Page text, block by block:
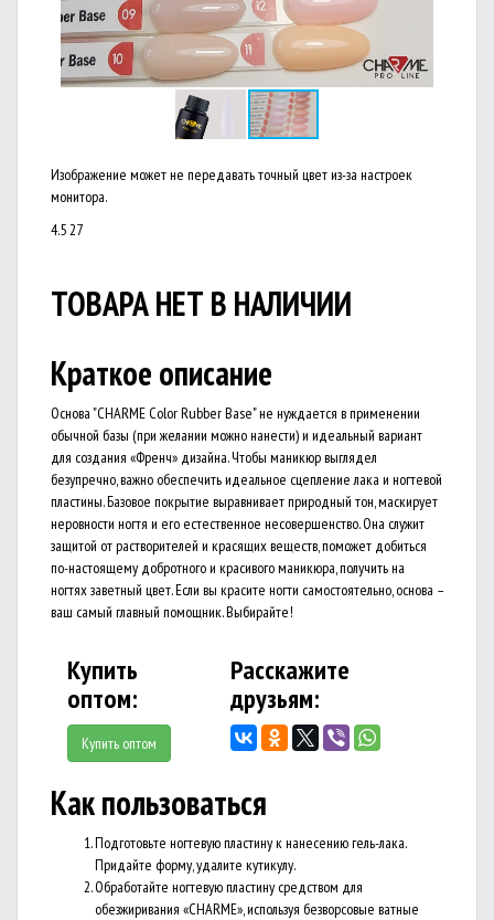
Изображение может не передавать точный цвет из-за настроек
монитора.
4.527
ТОВАРА НЕТ В НАЛИЧИИ
Краткое описание
Основа "CHARME Color Rubber Base" не нуждается в применении
обычной базы (при желании можно нанести) и идеальный вариант
для создания «Френч» дизайна. Чтобы маникюр выглядел
безупречно, важно обеспечить идеальное сцепление лака и ногтевой
пластины. Базовое покрытие выравнивает природный тон, маскирует
неровности ногтя и его естественное несовершенство. Она служит
защитой от растворителей и красящих веществ, поможет добиться
по-настоящему добротного и красивого маникюра, получить на
ногтях заветный цвет. Если вы красите ногти самостоятельно, основа –
ваш самый главный помощник. Выбирайте!
Купить
оптом:
Купить оптом
Расскажите
друзьям:
Как пользоваться
Подготовьте ногтевую пластину к нанесению гель-лака.
Придайте форму, удалите кутикулу.
Обработайте ногтевую пластину средством для
обезжиривания «CHARME», используя безворсовые ватные